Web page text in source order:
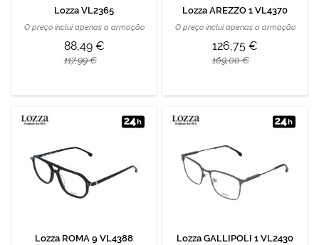
Lozza VL2365
O preço inclui apenas a armação
88,49 €
117,99 €
Lozza AREZZO 1 VL4370
O preço inclui apenas a armação
126,75 €
169,00 €
Lozza ROMA 9 VL4388 Lozza GALLIPOLI 1 VL2430